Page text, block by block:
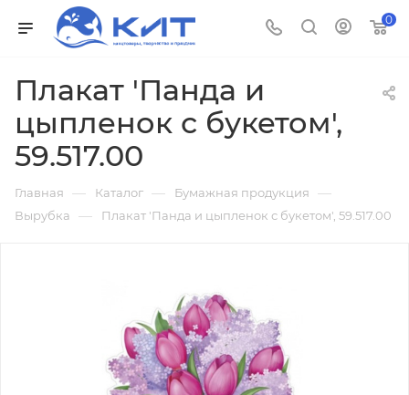
0
Плакат 'Панда и
цыпленок с букетом',
59.517.00
Главная — Каталог — Бумажная продукция —
Вырубка — Плакат 'Панда и цыпленок с букетом', 59.517.00